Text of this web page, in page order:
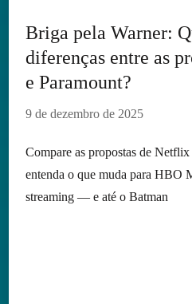
Briga pela Warner:
diferenças entre as
e Paramount?
9 de dezembro de 2025
Compare as propostas de
entenda o que muda para HBO
streaming — e até o Batman